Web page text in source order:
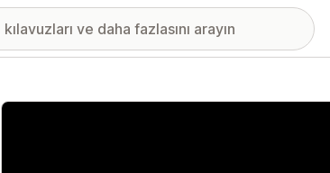
Öne çıkan görsel galerisi